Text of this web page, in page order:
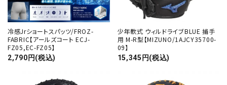
冷感Jrショートスパッツ/FROZ-
FABRIC【アールズコート ECJ-
FZ05,EC-FZ05】
2,790円(税込)
少年軟式 ウィルドライブBLUE 捕手
用 M-R型【MIZUNO/1AJCY35700-
09】
15,345円(税込)